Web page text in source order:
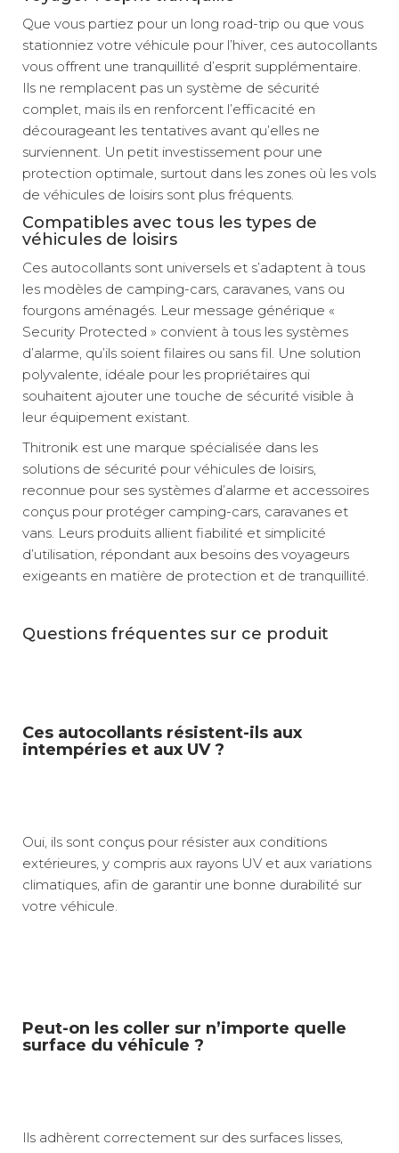
Que vous partiez pour un long road-trip ou que vous
stationniez votre véhicule pour l’hiver, ces autocollants
vous offrent une tranquillité d’esprit supplémentaire.
Ils ne remplacent pas un système de sécurité
complet, mais ils en renforcent l’efficacité en
décourageant les tentatives avant qu’elles ne
surviennent. Un petit investissement pour une
protection optimale, surtout dans les zones où les vols
de véhicules de loisirs sont plus fréquents.
Compatibles avec tous les types de
véhicules de loisirs
Ces autocollants sont universels et s’adaptent à tous
les modèles de camping-cars, caravanes, vans ou
fourgons aménagés. Leur message générique «
Security Protected » convient à tous les systèmes
d’alarme, qu’ils soient filaires ou sans fil. Une solution
polyvalente, idéale pour les propriétaires qui
souhaitent ajouter une touche de sécurité visible à
leur équipement existant.
Thitronik est une marque spécialisée dans les
solutions de sécurité pour véhicules de loisirs,
reconnue pour ses systèmes d’alarme et accessoires
conçus pour protéger camping-cars, caravanes et
vans. Leurs produits allient fiabilité et simplicité
d’utilisation, répondant aux besoins des voyageurs
exigeants en matière de protection et de tranquillité.
Questions fréquentes sur ce produit
Ces autocollants résistent-ils aux
intempéries et aux UV ?
Oui, ils sont conçus pour résister aux conditions
extérieures, y compris aux rayons UV et aux variations
climatiques, afin de garantir une bonne durabilité sur
votre véhicule.
Peut-on les coller sur n’importe quelle
surface du véhicule ?
Ils adhèrent correctement sur des surfaces lisses,